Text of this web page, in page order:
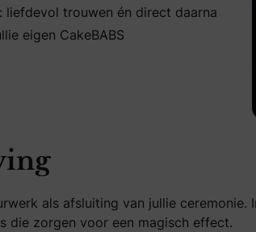
liefdevol trouwen én direct daarna
eigen CakeBABS
als afsluiting van jullie
die zorgen voor een magisch effect.